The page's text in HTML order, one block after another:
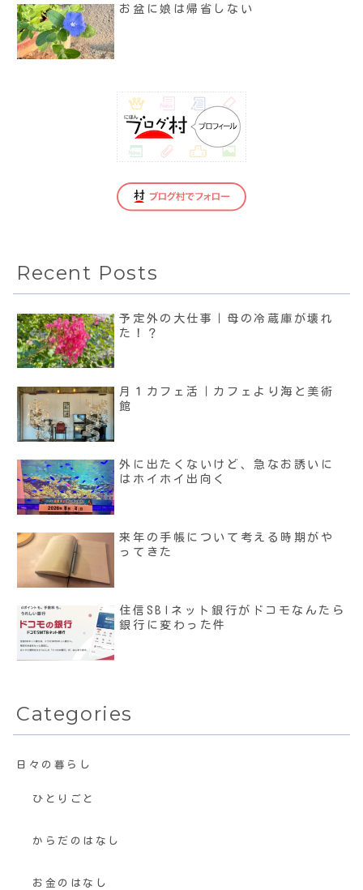
お盆に娘は帰省しない
Recent Posts
予定外の大仕事｜母の冷蔵庫が壊れ
た！？
月１カフェ活｜カフェより海と美術
館
外に出たくないけど、急なお誘いに
はホイホイ出向く
来年の手帳について考える時期がや
ってきた
住信SBIネット銀行がドコモなんたら
銀行に変わった件
Categories
日々の暮らし
ひとりごと
からだのはなし
お金のはなし